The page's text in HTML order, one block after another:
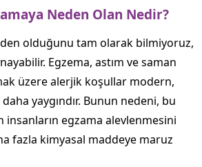
Neden Olan Nedir?
olduğunu tam olarak bilmiyoruz,
Egzema, astım ve saman
üzere alerjik koşullar modern,
yaygındır. Bunun nedeni, bu
egzama alevlenmesini
fazla kimyasal maddeye maruz